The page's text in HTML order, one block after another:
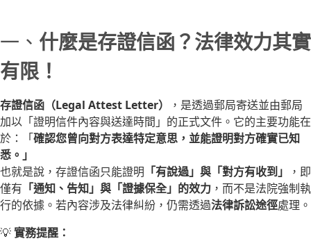
一、 什麼是存證信函？法律效力其實
有限！
存證信函（Legal Attest Letter）
，是透過郵局寄送並由郵局
加以「證明信件內容與送達時間」的正式文件。它的主要功能在
於：「確認您曾向對方表達特定意思，並能證明對方確實已知
悉。」
也就是說，存證信函只能證明 「有說過」與「對方有收到」
，即
僅有 「通知、告知」與「證據保全」的效力 ，而不是法院強制執
行的依據。若內容涉及法律糾紛，仍需透過法律訴訟途徑處理。
💡實務提醒：